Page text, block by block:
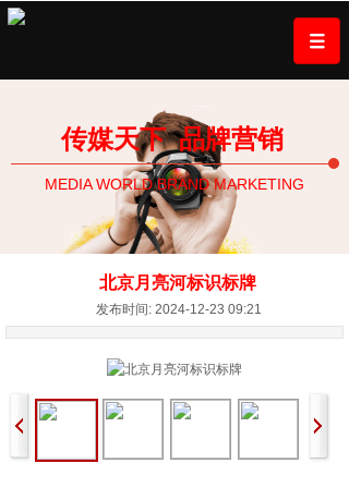
传媒天下品牌营销
MEDIA WORLD BRAND MARKETING
北京月亮河标识标牌
发布时间: 2024-12-23 09:21